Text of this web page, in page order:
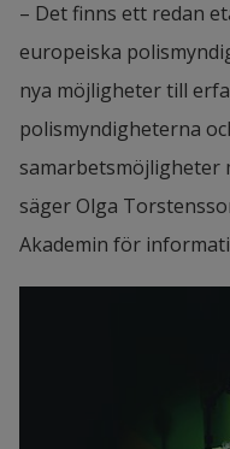
– Det finns ett redan
europeiska
nya möjligheter till
polismyndigheterna
samarbetsmöjligheter
säger Olga
Akademin för